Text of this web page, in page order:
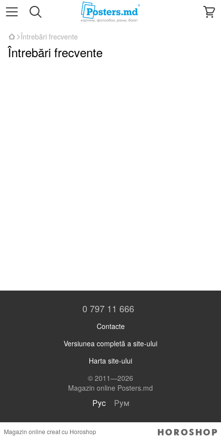
Întrebări frecvente
Întrebări frecvente
0 797 11 666
Contacte
Versiunea completă a site-ului
Harta site-ului
© 2011—2026
Magazin online Posters.md
Рус Рум
Magazin online creat cu Horoshop